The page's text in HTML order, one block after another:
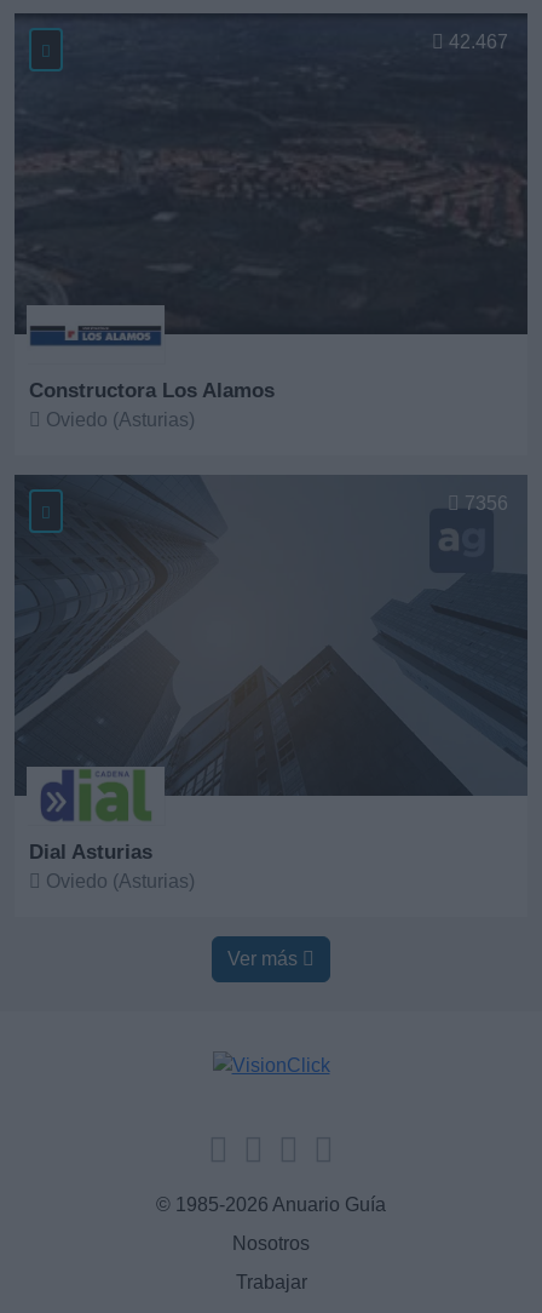
Constructora Los Alamos
Oviedo (Asturias)
42.467
Dial Asturias
Oviedo (Asturias)
7356
Ver más
© 1985-2026 Anuario Guía
Nosotros
Trabajar